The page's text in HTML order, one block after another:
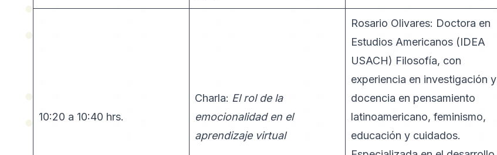
10:20 a 10:40 hrs.
Charla: El rol de la
emocionalidad en el
aprendizaje virtual
Rosario Olivares: Doctora en
Estudios Americanos (IDEA
USACH) Filosofía, con
experiencia en investigación y
docencia en pensamiento
latinoamericano, feminismo,
educación y cuidados.